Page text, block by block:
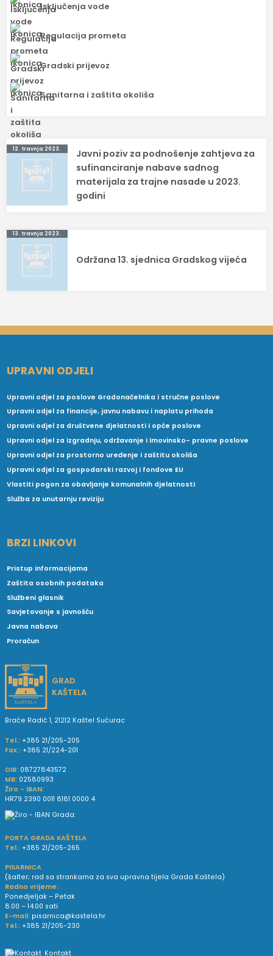
Isključenja vode
Regulacija prometa
Gradski prijevoz
Sanitarna i zaštita okoliša
Navigacija
objava
12. travnja 2023.
Javni poziv za podnošenje zahtjeva za
sufinanciranje nabave sadnog
materijala za trajne nasade u 2023.
godini
13. travnja 2023.
Održana 13. sjednica Gradskog vijeća
UPRAVNI ODJELI
Upravni odjel za poslove Gradonačelnika i stručne poslove
Upravni odjel za financije, javnu nabavu i naplatu prihoda
Upravni odjel za društvene djelatnosti i opće poslove
Upravni odjel za izgradnju, održavanje i imovinsko- pravne poslove
Upravni odjel za prostorno uređenje i zaštitu okoliša
Upravni odjel za gospodarski razvoj i fondove EU
Vlastiti pogon za obavljanje komunalnih djelatnosti
Služba za unutarnju reviziju
BRZI LINKOVI
Pristup informacijama
Zaštita osobnih podataka
Službeni glasnik
Savjetovanje s javnošću
Javna nabava
Proračun
GRAD
KAŠTELA
Braće Radić 1, 21212 Kaštel Sućurac
Tel.: +385 21/205-205
Fax.: +385 21/224-201
OIB: 08727843572
MB: 02580993
Žiro - IBAN:
HR79 2390 0011 8181 0000 4
PORTA GRADA KAŠTELA
Tel.: +385 21/205-265
PISARNICA
(šalter; rad sa strankama za sva upravna tijela Grada Kaštela)
Radno vrijeme:
Ponedjeljak – Petak
8.00 – 14.00 sati
E-mail: pisarnica@kastela.hr
Tel.: +385 21/205-230
Kontakt